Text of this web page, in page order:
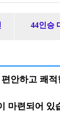
44인승
안하고 쾌
마련되어 있